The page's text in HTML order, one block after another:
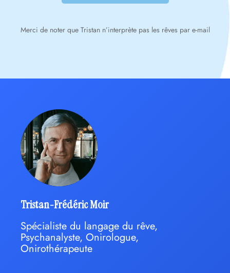
Merci de noter que Tristan n’interprète pas les rêves par e-mail
Tristan-Frédéric Moir
Spécialiste du langage du rêve,
Psychanalyste, Onirologue,
Onirothérapeute